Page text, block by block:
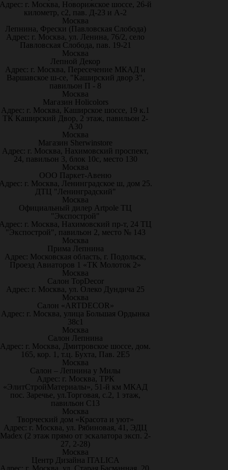
г. Москва, Новорижское шоссе, 26-й
километр, с2, пав. Д-23 и А-2
Москва
Лепнина, Фрески (Павловская Слобода)
Адрес: г. Москва, ул. Ленина, 76/2, село
Павловская Слобода, пав. 19-21
Москва
Лепной Декор
Адрес: г. Москва, Пересечение МКАД и
Варшавское ш-се, "Каширский двор 3",
павильон П - 8
Москва
Магазин Holicolors
Адрес: г. Москва, Каширское шоссе, 19 к.1
ТК Каширский Двор, 2 этаж, павильон 2-
А30
Москва
Магазин Sherwinstore
Адрес: г. Москва, Нахимовский проспект,
24, павильон 3, блок 10с, место 130
Москва
ООО Паркет-Авeню
г. Москва, Ленинградское ш, дом 25.
ДТЦ "Ленинградский"
Москва
Официальный дилер Artpole ТЦ
"Экспострой"
г. Москва, Нахимовский пр-т, 24 ТЦ
"Экспострой", павильон 2, место № 143
Москва
Прима Лепнина
Адрес: Московская область, г. Подольск,
Проезд Авиаторов 1 «ТК Молоток 2»
Москва
Салон TopDecor
Адрес: г. Москва, ул. Олеко Дундича 25
Москва
Салон «ARTDECOR»
Адрес: г. Москва, улица Большая Ордынка
38с1
Москва
Салон Лепнина
Адрес: г. Москва, Дмитровское шоссе, дом.
165, кор. 1, т.ц. Бухта, Пав. 2Е5
Москва
Салон – Лепнина у Милы
Адрес: г. Москва, ТРК
«ЭлитСтройМатериалы», 51-й км МКАД
пос. Заречье, ул.Торговая, с.2, 1 этаж,
павильон С13
Москва
Творческий дом «Красота и уют»
Адрес: г. Москва, ул. Рябиновая, 41, ЭДЦ
Madex (2 этаж прямо от эскалатора эксп. 2-
27, 2-28)
Москва
Центр Дизайна ITALICA
Адрес: г. Москва, ул. Старая Басманная, 20,